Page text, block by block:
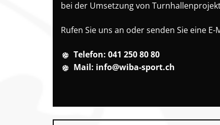
bei der Umsetzung von
Rufen Sie uns an oder senden Sie eine E-
Telefon: 041 250 80 80
Mail: info@wiba-sport.ch